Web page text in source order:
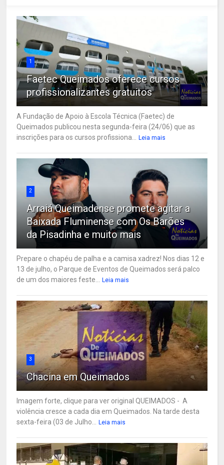
1
Faetec Queimados oferece cursos
profissionalizantes gratuitos
A Fundação de Apoio à Escola Técnica (Faetec) de
Queimados publicou nesta segunda-feira (24/06) que as
inscrições para os cursos profissiona...
Leia mais
2
Arraiá Queimadense promete agitar a
Baixada Fluminense com Os Barões
da Pisadinha e muito mais
Prepare o chapéu de palha e a camisa xadrez! Nos dias 12 e
13 de julho, o Parque de Eventos de Queimados será palco
de um dos maiores feste...
Leia mais
3
Chacina em Queimados
Imagem forte, clique para ver original QUEIMADOS - A
violência cresce a cada dia em Queimados. Na tarde desta
sexta-feira (03 de Julho...
Leia mais